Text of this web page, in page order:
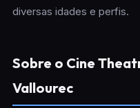
diversas idades e perfis.
Sobre o Cine
Vallourec